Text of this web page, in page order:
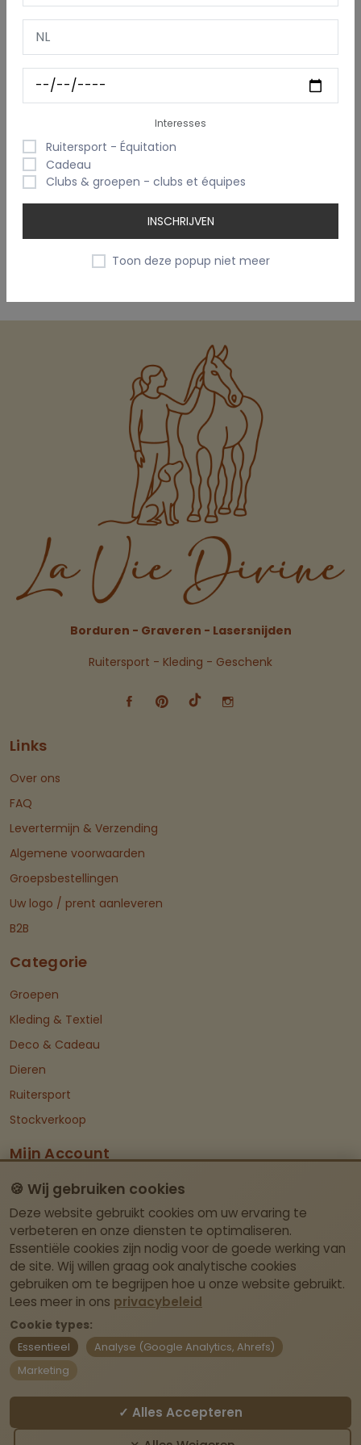
Verstelbare, gewatteerde schouderbandenvoor
Goudkleurige ritsen en trekkers
Gewatteerd rugpaneel& stevige handgreep
bovenaan
Afscheurbaar label– makkelijk personaliseerbaar
Afmetingen:
32 x 26 x 12 cm
Perfect combineerbaar met de
andere accessoires uit deze reeks:
Cookies + Cream
Mango Sorbet
Borduren - Graveren - Lasersnijden
Ruitersport - Kleding - Geschenk
Links
Over ons
FAQ
Levertermijn & Verzending
Algemene voorwaarden
Groepsbestellingen
Uw logo / prent aanleveren
B2B
Categorie
Groepen
Kleding & Textiel
Deco & Cadeau
Dieren
Ruitersport
Stockverkoop
Mijn Account
Dashboard
Contact Info
Itegemseweg 81, BE-2222 Wiekevorst (Heist-
op-den-Berg)
Geen fysieke winkel – afhalen enkel op
afspraak.
webshop@laviedivine.be
🍪 Wij gebruiken cookies
Deze website gebruikt cookies om uw ervaring te
verbeteren en onze diensten te optimaliseren.
Essentiële cookies zijn nodig voor de goede werking van
de site. Wij willen graag ook analytische cookies
gebruiken om te begrijpen hoe u onze website gebruikt.
Lees meer in ons privacybeleid
Cookie types:
Essentieel
Analyse (Google Analytics, Ahrefs)
Marketing
✓ Alles Accepteren
Interesses
Ruitersport - Équitation
Cadeau
Clubs & groepen - clubs et équipes
INSCHRIJVEN
Toon deze popup niet meer